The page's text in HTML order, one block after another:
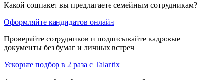
Какой соцпакет вы предлагаете семейным сотрудникам?
Оформляйте кандидатов онлайн
Проверяйте сотрудников и подписывайте кадровые
документы без бумаг и личных встреч
Ускорьте подбор в 2 раза с Talantix